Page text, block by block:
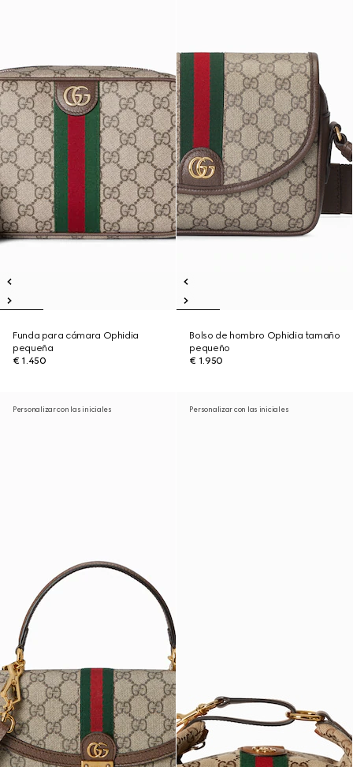
Funda para cámara Ophidia
pequeña
€ 1.450
Bolso de hombro Ophidia tamaño
pequeño
€ 1.950
Personalizar con las iniciales Personalizar con las iniciales